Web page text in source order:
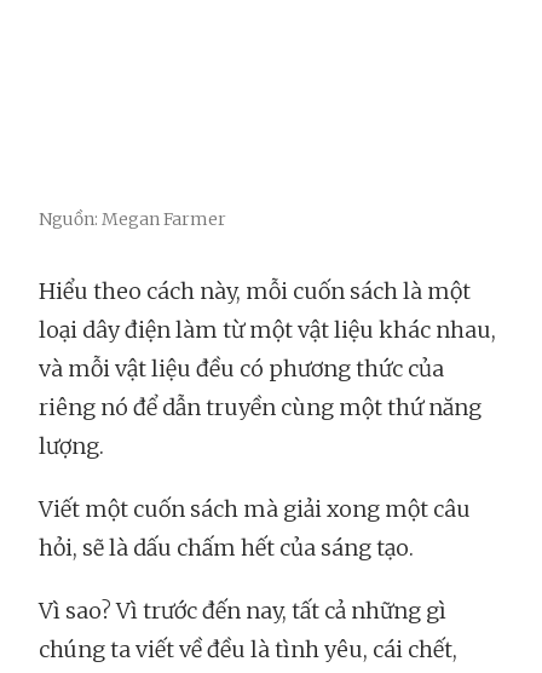
Nguồn: Megan Farmer
Hiểu theo cách này, mỗi cuốn sách là một
loại dây điện làm từ một vật liệu khác nhau,
và mỗi vật liệu đều có phương thức của
riêng nó để dẫn truyền cùng một thứ năng
lượng.
Viết một cuốn sách mà giải xong một câu
hỏi, sẽ là dấu chấm hết của sáng tạo.
Vì sao? Vì trước đến nay, tất cả những gì
chúng ta viết về đều là tình yêu, cái chết,